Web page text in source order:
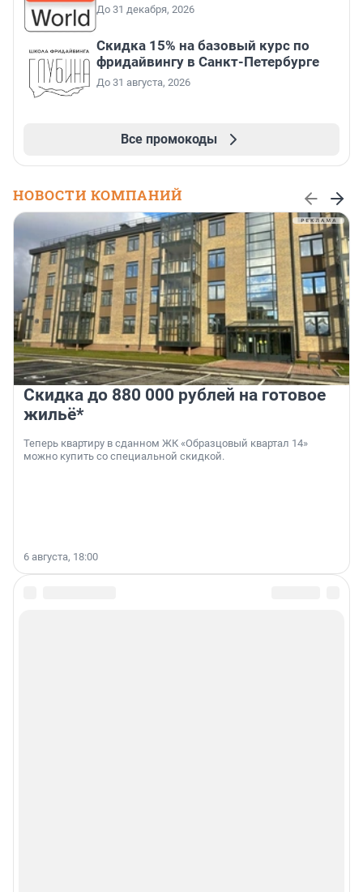
До 31 декабря, 2026
Скидка 15% на базовый курс по
фридайвингу в Санкт-Петербурге
До 31 августа, 2026
Все промокоды
НОВОСТИ КОМПАНИЙ
Скидка до 880 000 рублей на готовое
жильё*
Теперь квартиру в сданном ЖК «Образцовый квартал 14»
можно купить со специальной скидкой.
6 августа, 18:00